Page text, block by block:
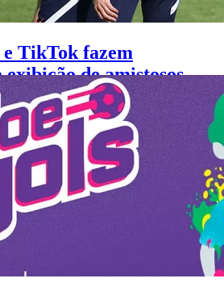
TikTok fazem
de amistosos